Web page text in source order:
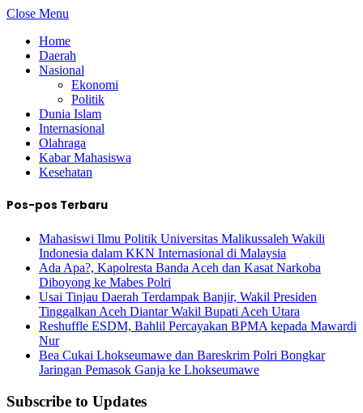
Close Menu
Home
Daerah
Nasional
Ekonomi
Politik
Dunia Islam
Internasional
Olahraga
Kabar Mahasiswa
Kesehatan
Pos-pos Terbaru
Mahasiswi Ilmu Politik Universitas Malikussaleh Wakili
Indonesia dalam KKN Internasional di Malaysia
Ada Apa?, Kapolresta Banda Aceh dan Kasat Narkoba
Diboyong ke Mabes Polri
Usai Tinjau Daerah Terdampak Banjir, Wakil Presiden
Tinggalkan Aceh Diantar Wakil Bupati Aceh Utara
Reshuffle ESDM, Bahlil Percayakan BPMA kepada Mawardi
Nur
Bea Cukai Lhokseumawe dan Bareskrim Polri Bongkar
Jaringan Pemasok Ganja ke Lhokseumawe
Subscribe to Updates